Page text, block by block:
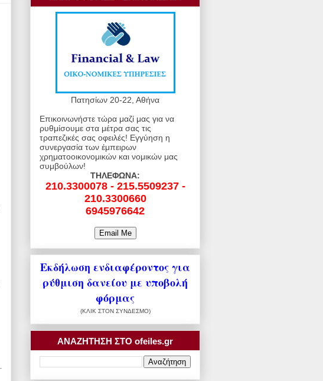
Πατησίων 20-22, Αθήνα
Επικοινωνήστε τώρα μαζί μας για να
ρυθμίσουμε στα μέτρα σας τις
τραπεζικές σας οφειλές! Εγγύηση η
συνεργασία των έμπειρων
χρηματοοικονομικών και νομικών μας
συμβούλων!
ΤΗΛΕΦΩΝΑ:
210.3300078 - 215.5509237 -
210.3300660
6945976642
Εκδήλωση ενδιαφέροντος για
ρύθμιση δανείου με υποβολή
φόρμας
(ΚΛΙΚ ΣΤΟΝ ΣΥΝΔΕΣΜΟ)
ΑΝΑΖΗΤΗΣΗ ΣΤΟ ofeiles.gr